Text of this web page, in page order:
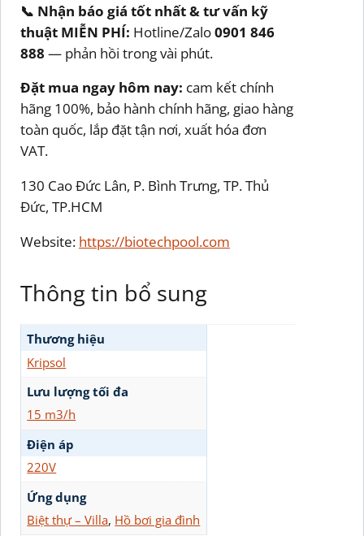
📞 Nhận báo giá tốt nhất & tư vấn kỹ
thuật MIỄN PHÍ: Hotline/Zalo0901 846
888 — phản hồi trong vài phút.
Đặt mua ngay hôm nay: cam kết chính
hãng 100%, bảo hành chính hãng, giao hàng
toàn quốc, lắp đặt tận nơi, xuất hóa đơn
VAT.
130 Cao Đức Lân, P. Bình Trưng, TP. Thủ
Đức, TP.HCM
Website: https://biotechpool.com
Thông tin bổ sung
Thương hiệu
Kripsol
Lưu lượng tối đa
15 m3/h
Điện áp
220V
Ứng dụng
Biệt thự – Villa, Hồ bơi gia đình